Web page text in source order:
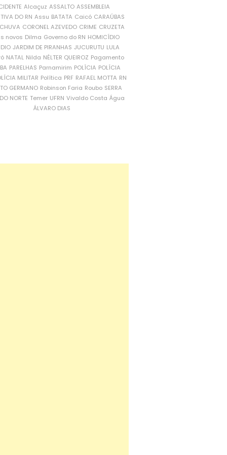
Alcaçuz ASSALTO ASSEMBLEIA
DO RN Assu BATATA Caicó CARAÚBAS
CORONEL AZEVEDO CRIME CRUZETA
novos Dilma Governo do RN HOMICÍDIO
JARDIM DE PIRANHAS JUCURUTU LULA
NATAL Nilda NÉLTER QUEIROZ Pagamento
PARELHAS Parnamirim POLÍCIA POLÍCIA
MILITAR Política PRF RAFAEL MOTTA RN
GERMANO Robinson Faria Roubo SERRA
NORTE Temer UFRN Vivaldo Costa Água
ÁLVARO DIAS